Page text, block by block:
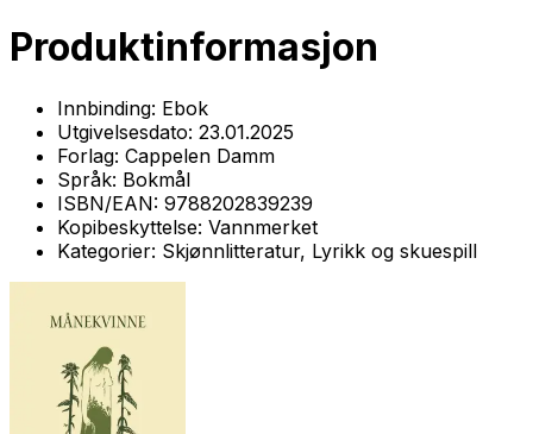
Produktinformasjon
Innbinding: Ebok
Utgivelsesdato: 23.01.2025
Forlag: Cappelen Damm
Språk: Bokmål
ISBN/EAN: 9788202839239
Kopibeskyttelse: Vannmerket
Kategorier: Skjønnlitteratur, Lyrikk og skuespill